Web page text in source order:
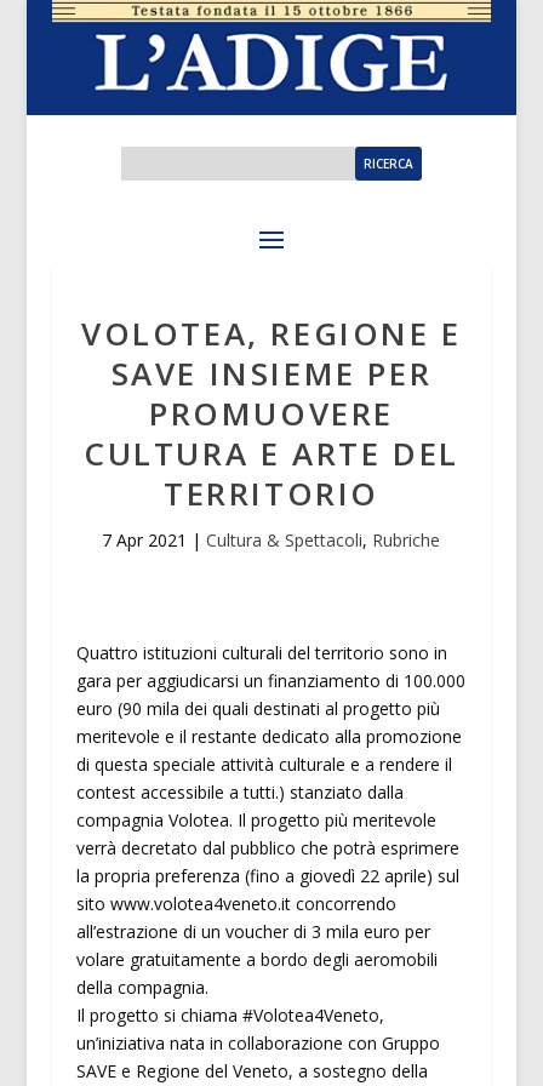
VOLOTEA, REGIONE E
SAVE INSIEME PER
PROMUOVERE
CULTURA E ARTE DEL
TERRITORIO
7 Apr 2021 |Cultura & Spettacoli, Rubriche
Quattro istituzioni culturali del territorio sono in
gara per aggiudicarsi un finanziamento di 100.000
euro (90 mila dei quali destinati al progetto più
meritevole e il restante dedicato alla promozione
di questa speciale attività culturale e a rendere il
contest accessibile a tutti.) stanziato dalla
compagnia Volotea. Il progetto più meritevole
verrà decretato dal pubblico che potrà esprimere
la propria preferenza (fino a giovedì 22 aprile) sul
sito www.volotea4veneto.it concorrendo
all’estrazione di un voucher di 3 mila euro per
volare gratuitamente a bordo degli aeromobili
della compagnia.
Il progetto si chiama #Volotea4Veneto,
un’iniziativa nata in collaborazione con Gruppo
SAVE e Regione del Veneto, a sostegno della